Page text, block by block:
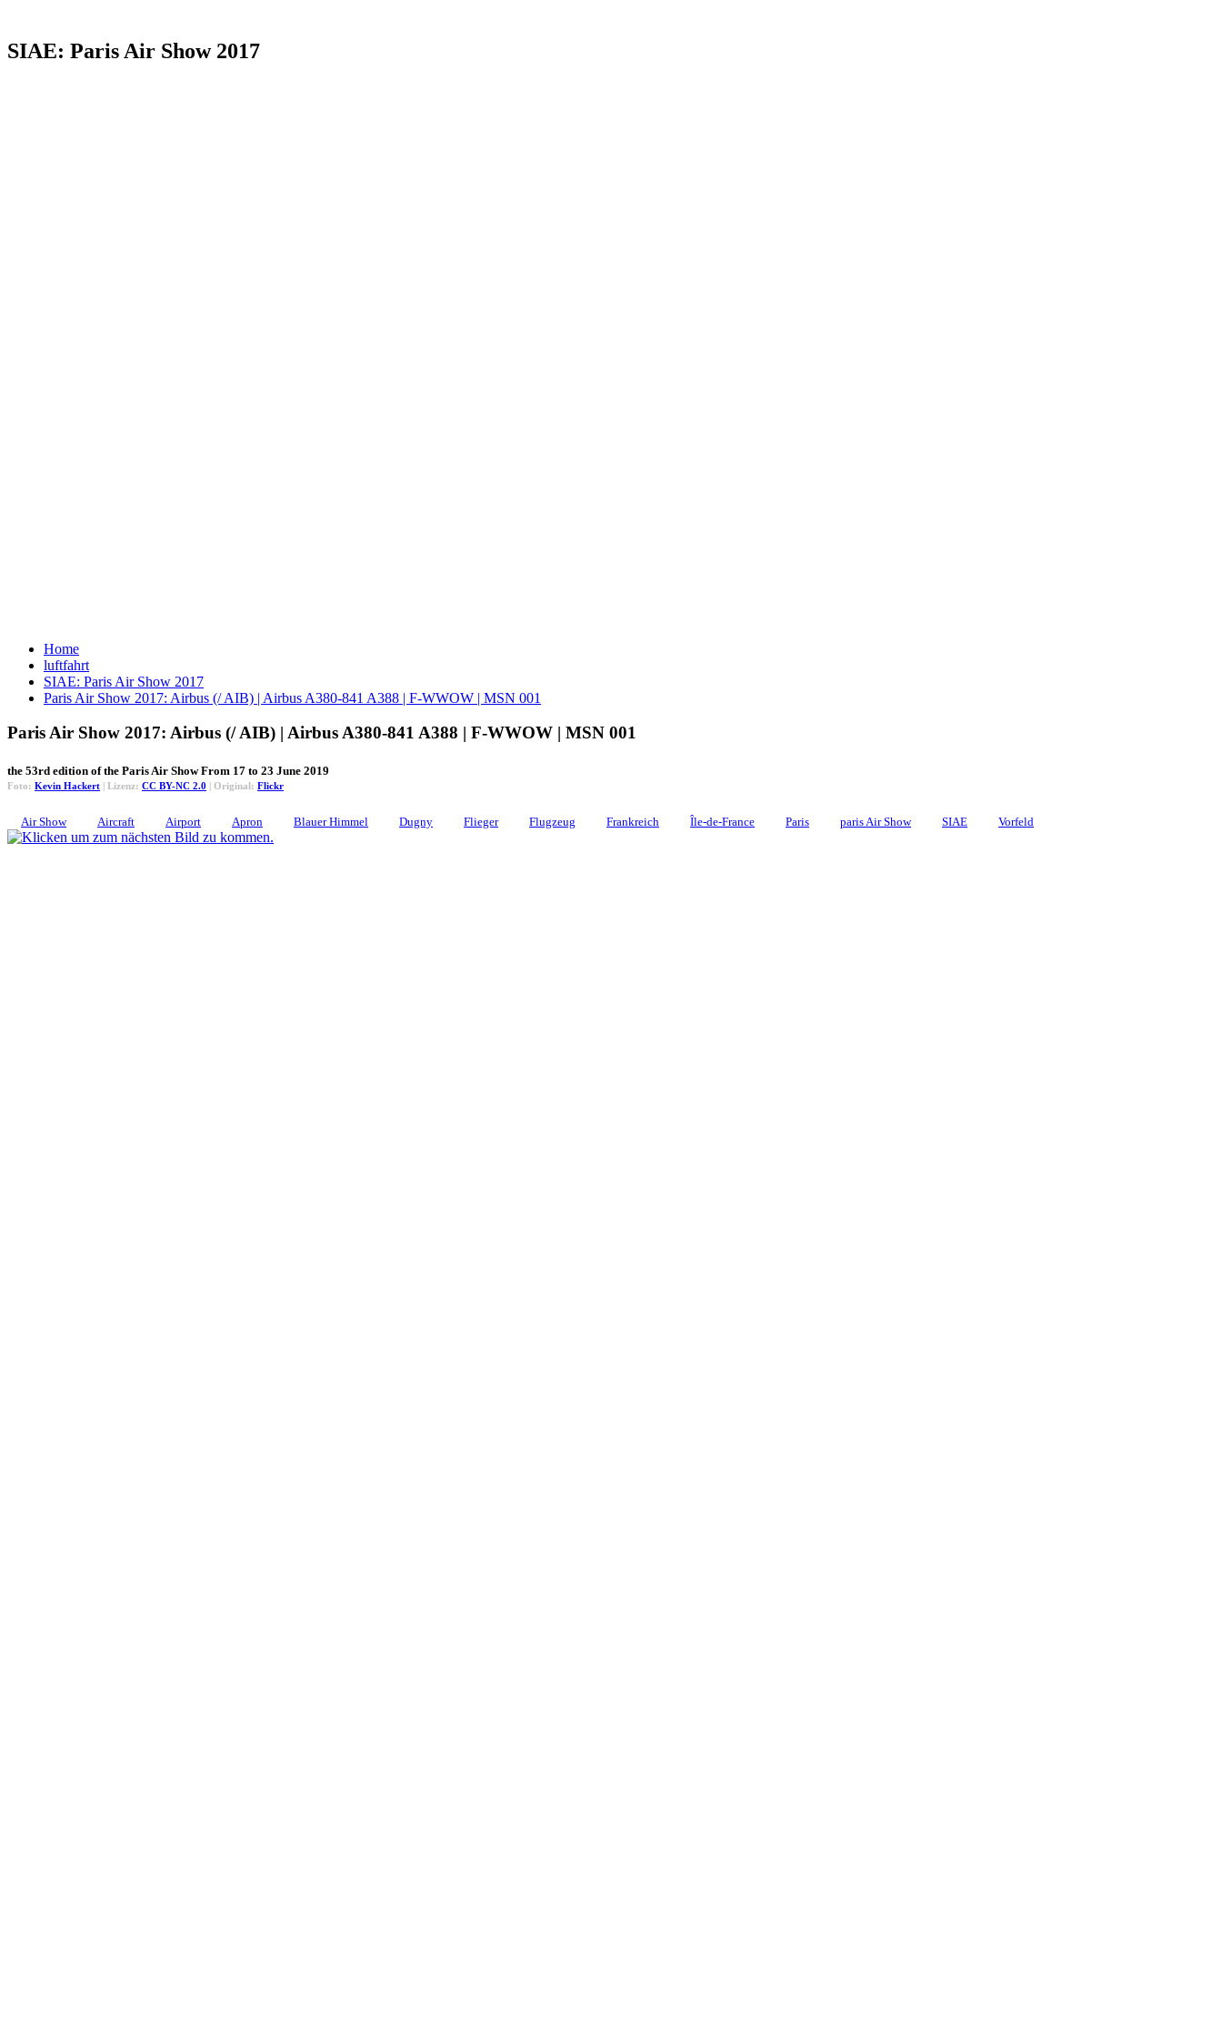
SIAE: Paris Air Show 2017
Home
luftfahrt
SIAE: Paris Air Show 2017
Paris Air Show 2017: Airbus (/ AIB) | Airbus A380-841 A388 | F-WWOW | MSN 001
Paris Air Show 2017: Airbus (/ AIB) | Airbus A380-841 A388 | F-WWOW | MSN 001
the 53rd edition of the Paris Air Show From 17 to 23 June 2019
Foto: Kevin Hackert | Lizenz: CC BY-NC 2.0 | Original: Flickr
Air Show Aircraft Airport Apron Blauer Himmel Dugny Flieger Flugzeug Frankreich Île-de-France Paris paris Air Show SIAE Vorfeld